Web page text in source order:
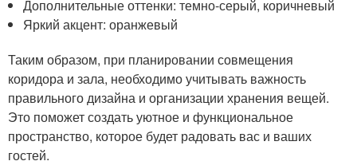
Дополнительные оттенки: темно-серый, коричневый
Яркий акцент: оранжевый
Таким образом, при планировании совмещения
коридора и зала, необходимо учитывать важность
правильного дизайна и организации хранения вещей.
Это поможет создать уютное и функциональное
пространство, которое будет радовать вас и ваших
гостей.